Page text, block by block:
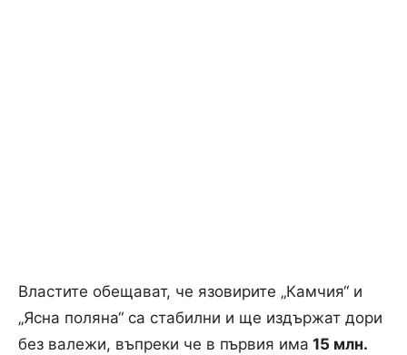
Властите обещават, че язовирите „Камчия“ и
„Ясна поляна“ са стабилни и ще издържат дори
без валежи, въпреки че в първия има 15 млн.